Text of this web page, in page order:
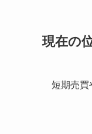
現在の
短期売買